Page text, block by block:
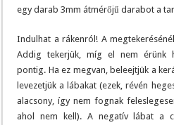
egy darab 3mm átmérőjű darabot a
Indulhat a rákenról! A
Addig tekerjük, míg el nem érünk
pontig. Ha ez megvan, beleejtjük a
levezetjük a lábakat (ezek, révén
alacsony, így nem fognak
ahol nem kell). A negatív lábat a